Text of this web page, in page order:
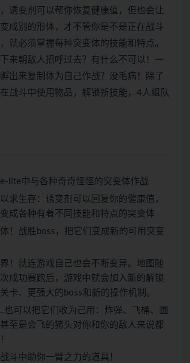
诱变剂可以帮你恢复健康值，但也会让
成别的形体，才不管你是不是正在战斗
就必须掌握每种突变体的技能和特点。
来朝敌人招呼过去？有什么不可以！一
出来复制体为自己作战？没毛病！除了
战斗中使用物品，解锁新技能，4人组队
lite中与各种奇奇怪怪的突变体作战
求生存：诱变剂可以回复你的健康值，
成各种有着不同技能和特点的突变体
！战胜boss，把它们变成新的可用突变
！就连游戏自己也会不断变异。地图随
成功赛跑后，游戏中就会加入新的解锁
卡、更强大的boss和新的操作机制。
可以把它们收为己用：炸弹、飞桶、圆
至是会飞的猪头对你和你的敌人来说都
斗中助你一臂之力的道具！